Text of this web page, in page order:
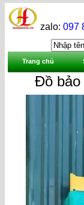
zalo:097
Trang chủ
Đồ bảo